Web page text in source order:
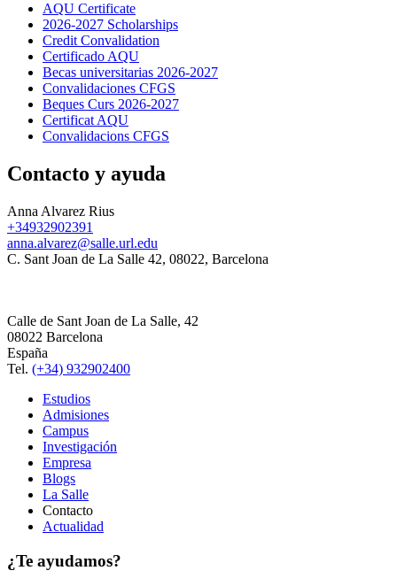
AQU Certificate
2026-2027 Scholarships
Credit Convalidation
Certificado AQU
Becas universitarias 2026-2027
Convalidaciones CFGS
Beques Curs 2026-2027
Certificat AQU
Convalidacions CFGS
Contacto y ayuda
Anna Alvarez Rius
+34932902391
anna.alvarez@salle.url.edu
C. Sant Joan de La Salle 42, 08022, Barcelona
Calle de Sant Joan de La Salle, 42
08022 Barcelona
España
Tel. (+34) 932902400
Estudios
Admisiones
Campus
Investigación
Empresa
Blogs
La Salle
Contacto
Actualidad
¿Te ayudamos?